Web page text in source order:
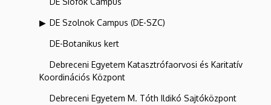
DE Szolnok Campus (DE-SZC)
DE-Botanikus kert
Debreceni Egyetem Katasztrófaorvosi és Karitatív
Koordinációs Központ
Debreceni Egyetem M. Tóth Ildikó Sajtóközpont